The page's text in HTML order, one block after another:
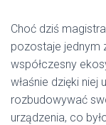
Choć dziś
pozostaje jednym
współczesny
właśnie dzięki
rozbudowywać
urządzenia, co